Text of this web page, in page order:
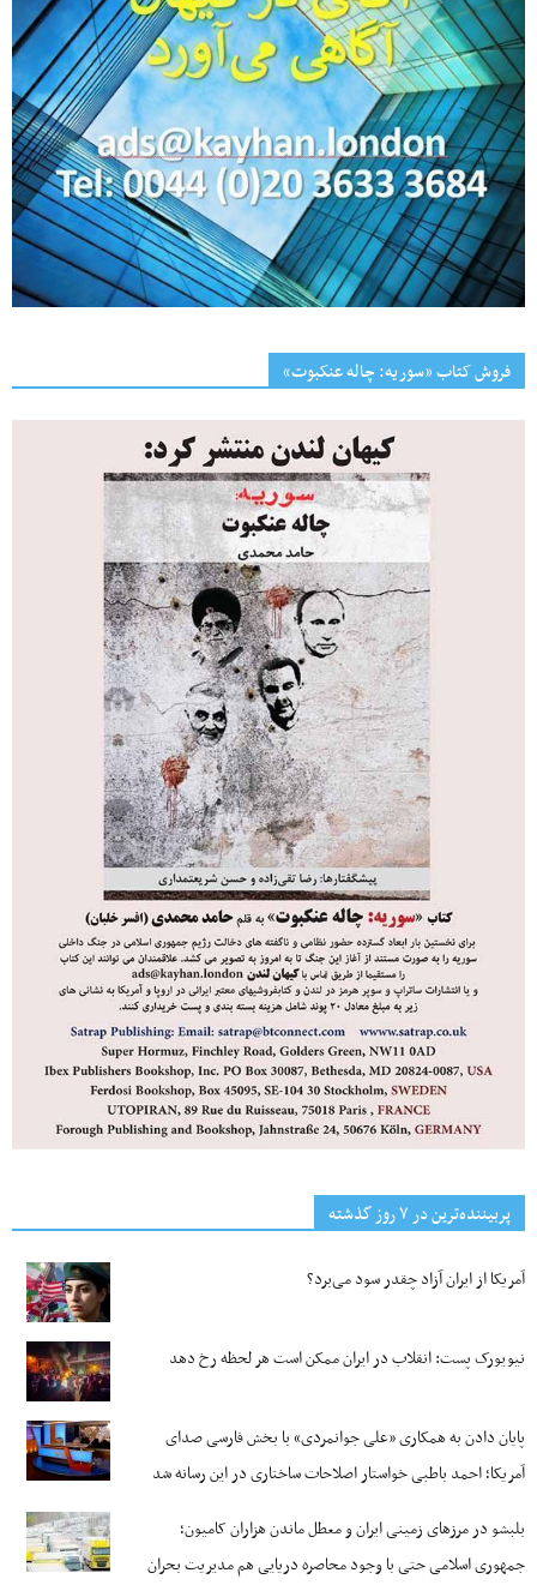
فروش کتاب «سوریه: چاله عنکبوت»
پربیننده‌ترین‌ در ۷ روز گذشته
آمریکا از ایران آزاد چقدر سود می‌برد؟
نیویورک پست: انقلاب در ایران ممکن است هر لحظه رخ دهد
پایان دادن به همکاری «علی جوانمردی» با بخش فارسی صدای
آمریکا؛ احمد باطبی خواستار اصلاحات ساختاری در این رسانه شد
بلبشو در مرزهای زمینی ایران و معطل ماندن هزاران کامیون؛
جمهوری اسلامی حتی با وجود محاصره دریایی هم مدیریت بحران